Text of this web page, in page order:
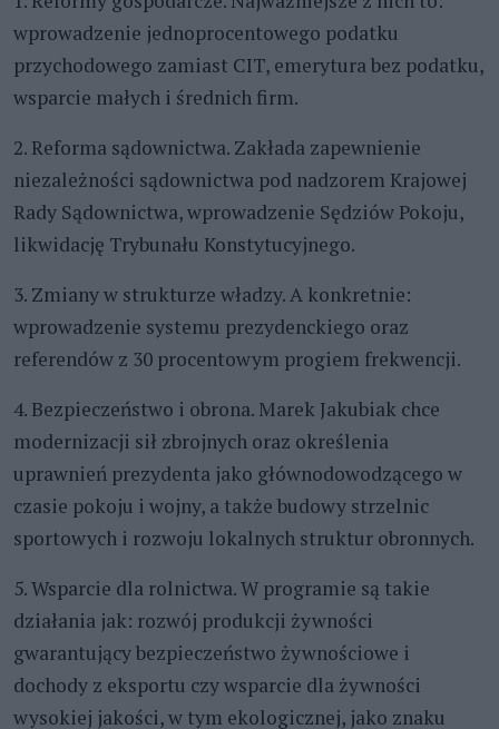
wprowadzenie jednoprocentowego podatku
przychodowego zamiast CIT, emerytura bez podatku,
wsparcie małych i średnich firm.
2. Reforma sądownictwa. Zakłada zapewnienie
niezależności sądownictwa pod nadzorem Krajowej
Rady Sądownictwa, wprowadzenie Sędziów Pokoju,
likwidację Trybunału Konstytucyjnego.
3. Zmiany w strukturze władzy. A konkretnie:
wprowadzenie systemu prezydenckiego oraz
referendów z 30 procentowym progiem frekwencji.
4. Bezpieczeństwo i obrona. Marek Jakubiak chce
modernizacji sił zbrojnych oraz określenia
uprawnień prezydenta jako głównodowodzącego w
czasie pokoju i wojny, a także budowy strzelnic
sportowych i rozwoju lokalnych struktur obronnych.
5. Wsparcie dla rolnictwa. W programie są takie
działania jak: rozwój produkcji żywności
gwarantujący bezpieczeństwo żywnościowe i
dochody z eksportu czy wsparcie dla żywności
wysokiej jakości, w tym ekologicznej, jako znaku